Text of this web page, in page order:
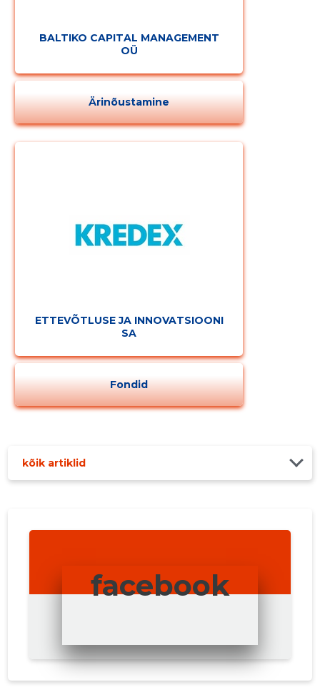
BALTIKO CAPITAL MANAGEMENT
OÜ
Ärinõustamine
ETTEVÕTLUSE JA INNOVATSIOONI
SA
Fondid
kõik artiklid
facebook